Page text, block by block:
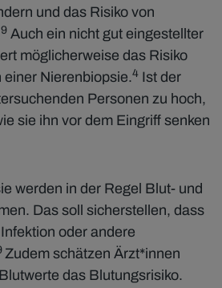
und das Risiko von
9 Auch ein nicht gut eingestellter
möglicherweise das Risiko
Nierenbiopsie.4 Ist der
Personen zu hoch,
sie ihn vor dem Eingriff senken
werden in der Regel Blut- und
Das soll sicherstellen, dass
oder andere
Zudem schätzen Ärzt*innen
das Blutungsrisiko.